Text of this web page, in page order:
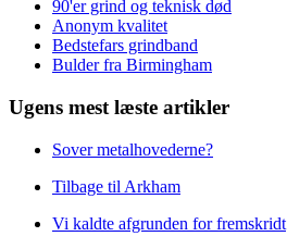
90'er grind og teknisk død
Anonym kvalitet
Bedstefars grindband
Bulder fra Birmingham
Ugens mest læste artikler
Sover metalhovederne?
Tilbage til Arkham
Vi kaldte afgrunden for fremskridt